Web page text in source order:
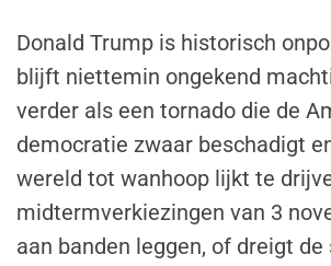
Donald Trump is historisch
blijft niettemin ongekend
verder als een tornado die de
democratie zwaar beschadigt
wereld tot wanhoop lijkt te
midtermverkiezingen van 3
aan banden leggen, of dreigt de